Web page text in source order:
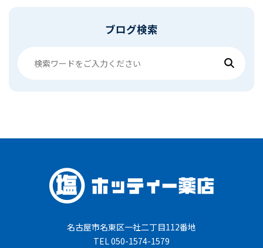
ブログ検索
名古屋市名東区一社二丁目112番地
TEL 050-1574-1579